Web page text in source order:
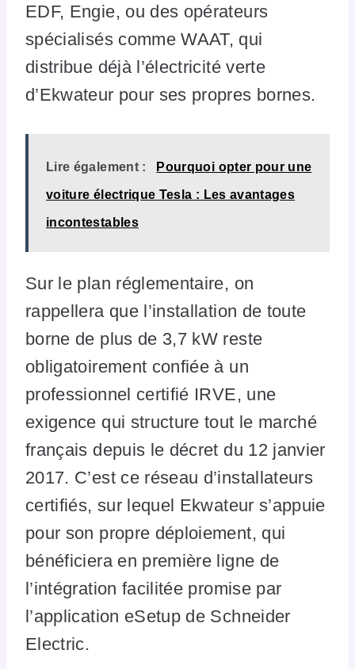
EDF, Engie, ou des opérateurs
spécialisés comme WAAT, qui
distribue déjà l’électricité verte
d’Ekwateur pour ses propres bornes.
Lire également : Pourquoi opter pour une
voiture électrique Tesla : Les avantages
incontestables
Sur le plan réglementaire, on
rappellera que l’installation de toute
borne de plus de 3,7 kW reste
obligatoirement confiée à un
professionnel certifié IRVE, une
exigence qui structure tout le marché
français depuis le décret du 12 janvier
2017. C’est ce réseau d’installateurs
certifiés, sur lequel Ekwateur s’appuie
pour son propre déploiement, qui
bénéficiera en première ligne de
l’intégration facilitée promise par
l’application eSetup de Schneider
Electric.